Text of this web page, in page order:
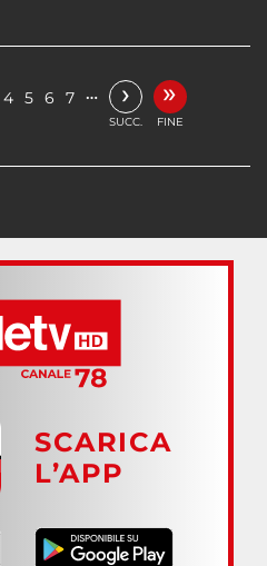
4 5 6 7 … ›
SUCC.
»
FINE
SCARICA
L’APP